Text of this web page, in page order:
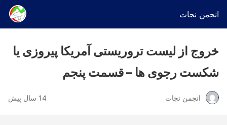
انجمن نجات
خروج از لیست تروریستی آمریکا پیروزی یا
شکست رجوی ها – قسمت پنجم
انجمن نجات 14 سال پیش